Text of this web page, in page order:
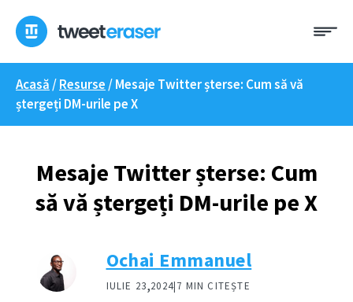
conținut
Acasă /Resurse /Mesaje Twitter șterse: Cum să vă
ștergeți DM-urile pe X
Mesaje Twitter șterse: Cum
să vă ștergeți DM-urile pe X
Ochai Emmanuel
IULIE 23,2024|7 MIN CITEȘTE